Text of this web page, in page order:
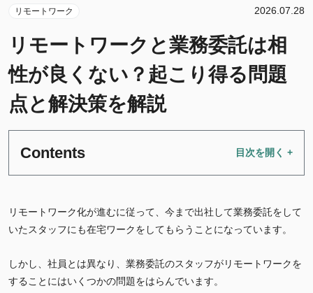
リモートワーク 2026.07.28
リモートワークと業務委託は相
性が良くない？起こり得る問題
点と解決策を解説
Contents
リモートワーク化が進むに従って、今まで出社して業務委託をして
いたスタッフにも在宅ワークをしてもらうことになっています。
しかし、社員とは異なり、業務委託のスタッフがリモートワークを
することにはいくつかの問題をはらんでいます。